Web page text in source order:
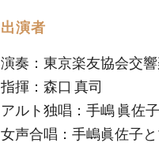
出演者
演奏：東京楽友協会交
指揮：森口 真司
アルト独唱：手嶋 眞佐子
女声合唱：手嶋眞佐子